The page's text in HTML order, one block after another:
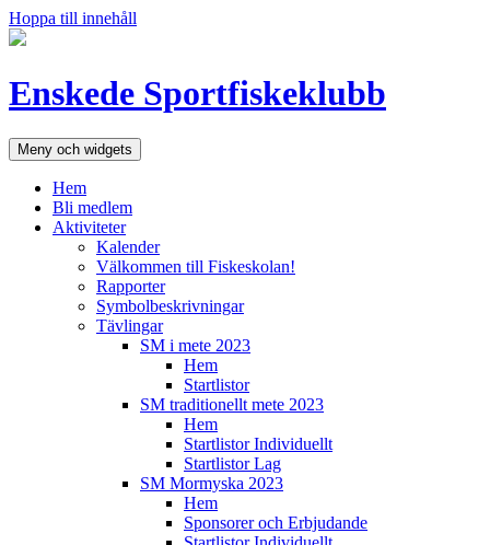
Hoppa till innehåll
Enskede Sportfiskeklubb
Meny och widgets
Hem
Bli medlem
Aktiviteter
Kalender
Välkommen till Fiskeskolan!
Rapporter
Symbolbeskrivningar
Tävlingar
SM i mete 2023
Hem
Startlistor
SM traditionellt mete 2023
Hem
Startlistor Individuellt
Startlistor Lag
SM Mormyska 2023
Hem
Sponsorer och Erbjudande